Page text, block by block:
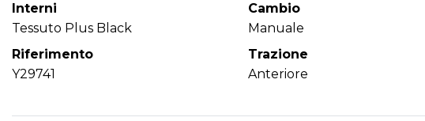
Interni
Tessuto Plus Black
Riferimento
Y29741
Cambio
Manuale
Trazione
Anteriore